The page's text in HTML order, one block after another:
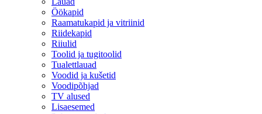
Öökapid
Raamatukapid ja vitriinid
Riidekapid
Riiulid
Toolid ja tugitoolid
Tualettlauad
Voodid ja kušetid
Voodipõhjad
TV alused
Lisaesemed